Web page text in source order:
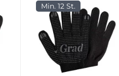
Min. 12 St.